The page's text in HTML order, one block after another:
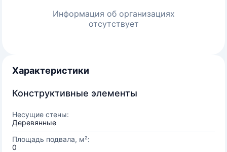
Информация об организациях
отсутствует
Характеристики
Конструктивные элементы
Несущие стены:
Деревянные
Площадь подвала, м²:
0